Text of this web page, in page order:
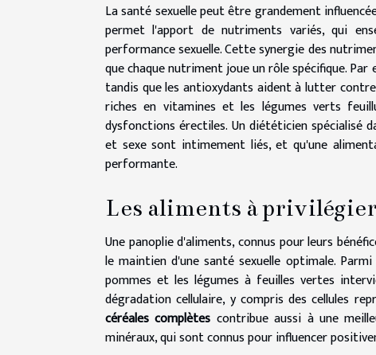
La santé sexuelle peut être grandement
permet l'apport de nutriments variés, qui
performance sexuelle. Cette synergie des
que chaque nutriment joue un rôle spécifique.
tandis que les antioxydants aident à lutter
riches en vitamines et les légumes verts
dysfonctions érectiles. Un diététicien spécialisé
et sexe sont intimement liés, et qu'une
performante.
Les aliments à
Une panoplie d'aliments, connus pour leurs
le maintien d'une santé sexuelle optimale.
pommes et les légumes à feuilles vertes
dégradation cellulaire, y compris des cellules
céréales complètes contribue aussi à une
minéraux, qui sont connus pour influencer